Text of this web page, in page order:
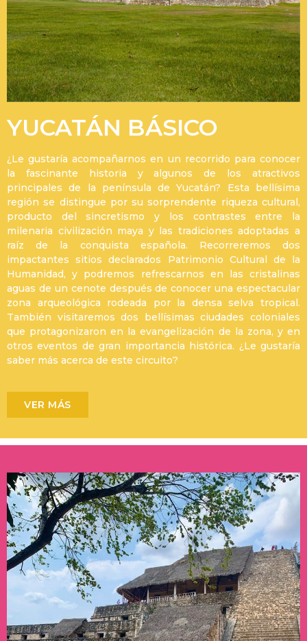
YUCATÁN BÁSICO
¿Le gustaría acompañarnos en un recorrido para conocer
la fascinante historia y algunos de los atractivos
principales de la península de Yucatán? Esta bellísima
región se distingue por su sorprendente riqueza cultural,
producto del sincretismo y los contrastes entre la
milenaria civilización maya y las tradiciones adoptadas a
raíz de la conquista española. Recorreremos dos
impactantes sitios declarados Patrimonio Cultural de la
Humanidad, y podremos refrescarnos en las cristalinas
aguas de un cenote después de conocer una espectacular
zona arqueológica rodeada por la densa selva tropical.
También visitaremos dos bellísimas ciudades coloniales
que protagonizaron en la evangelización de la zona, y en
otros eventos de gran importancia histórica. ¿Le gustaría
saber más acerca de este circuito?
VER MÁS